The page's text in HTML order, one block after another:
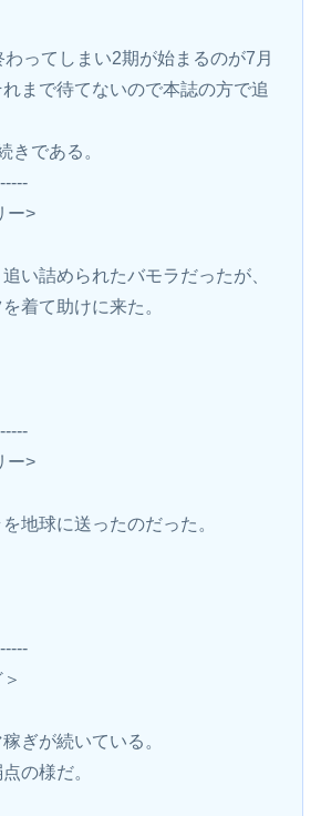
ってしまい2期が始まるのが7月
まで待てないので本誌の方で追
きである。
ー>
い詰められたバモラだったが、
着て助けに来た。
ー>
地球に送ったのだった。
ぎが続いている。
の様だ。